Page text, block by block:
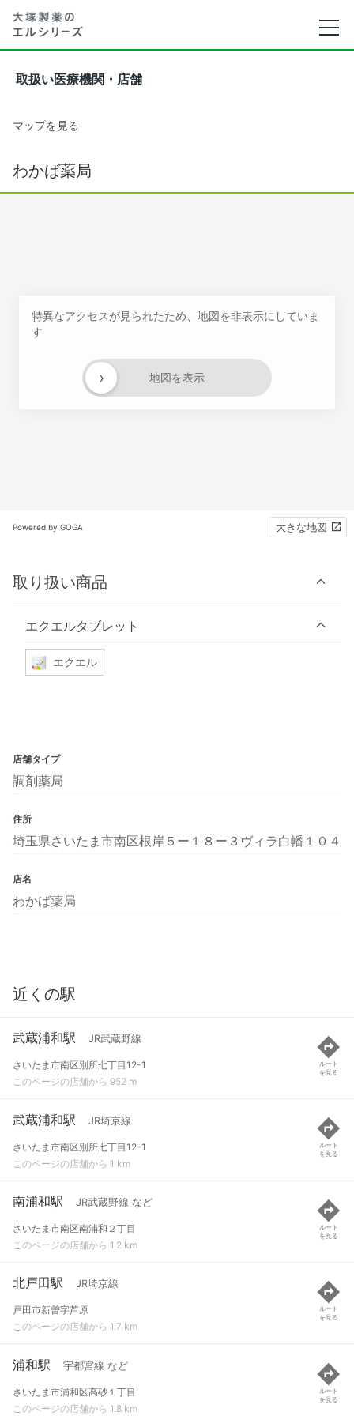
取扱い医療機関・店舗
マップを見る
わかば薬局
特異なアクセスが見られたため、地図を非表示にしていま
す
地図を表示
›
Powered by GOGA 大きな地図
取り扱い商品
エクエルタブレット
エクエル
店舗タイプ
調剤薬局
住所
埼玉県さいたま市南区根岸５ー１８ー３ヴィラ白幡１０４
店名
わかば薬局
近くの駅
武蔵浦和駅 JR武蔵野線
さいたま市南区別所七丁目12-1
このページの店舗から 952 m
ルート
を見る
武蔵浦和駅 JR埼京線
さいたま市南区別所七丁目12-1
このページの店舗から 1 km
ルート
を見る
南浦和駅 JR武蔵野線 など
さいたま市南区南浦和２丁目
このページの店舗から 1.2 km
ルート
を見る
北戸田駅 JR埼京線
戸田市新曽字芦原
このページの店舗から 1.7 km
ルート
を見る
浦和駅 宇都宮線 など
さいたま市浦和区高砂１丁目
このページの店舗から 1.8 km
ルート
を見る